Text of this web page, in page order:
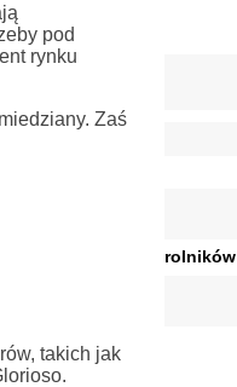
pod
rynku
Zaś
takich jak
rolników